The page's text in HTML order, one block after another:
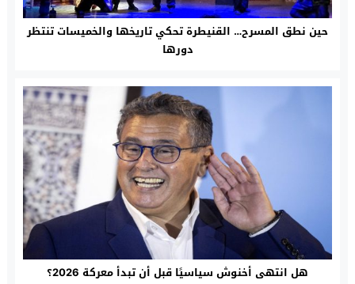
حين نطق المسرح… القنيطرة تحكي تاريخها والخميسات تنتظر
دورها
هل انتهى أخنوش سياسيًا قبل أن تبدأ معركة 2026؟